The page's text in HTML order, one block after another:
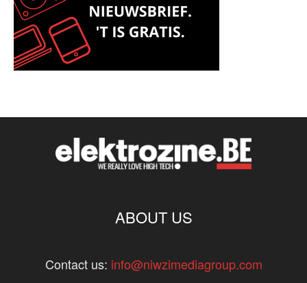
ABOUT US
Contact us: info@niwzimediagroup.com